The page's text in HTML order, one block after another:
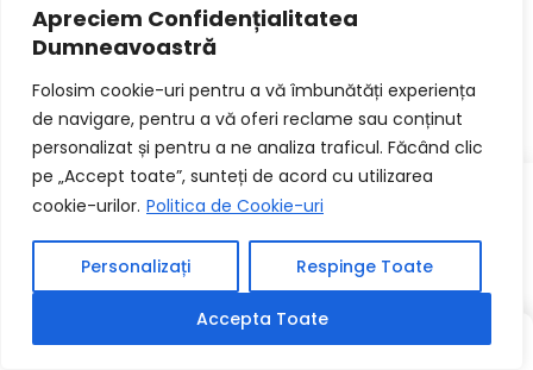
Apreciem Confidențialitatea
Dumneavoastră
Folosim cookie-uri pentru a vă îmbunătăți experiența
de navigare, pentru a vă oferi reclame sau conținut
personalizat și pentru a ne analiza traficul. Făcând clic
pe „Accept toate”, sunteți de acord cu utilizarea
cookie-urilor. Politica de Cookie-uri
Personalizați Respinge Toate
Accepta Toate
Ionuț Chitu este fondatorul blogului Fikiratlas.com, un
proiect născut din pasiunea sa pentru tehnologie,